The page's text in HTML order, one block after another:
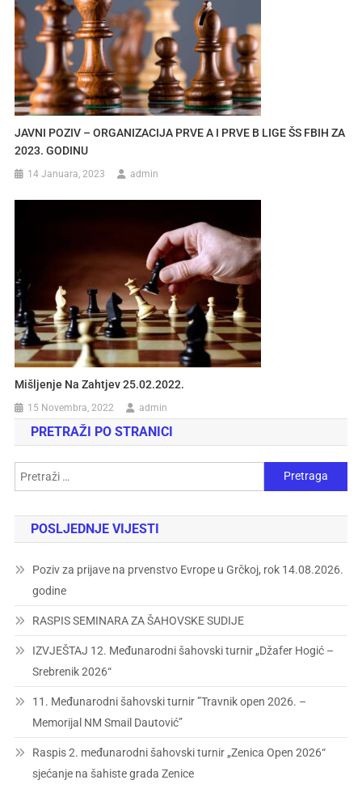
JAVNI POZIV – ORGANIZACIJA PRVE A I PRVE B LIGE ŠS FBIH ZA
2023. GODINU
14 Januara, 2023 admin
Mišljenje Na Zahtjev 25.02.2022.
15 Novembra, 2022 admin
PRETRAŽI PO STRANICI
POSLJEDNJE VIJESTI
Poziv za prijave na prvenstvo Evrope u Grčkoj, rok 14.08.2026.
godine
RASPIS SEMINARA ZA ŠAHOVSKE SUDIJE
IZVJEŠTAJ 12. Međunarodni šahovski turnir „Džafer Hogić –
Srebrenik 2026“
11. Međunarodni šahovski turnir ”Travnik open 2026. –
Memorijal NM Smail Dautović”
Raspis 2. međunarodni šahovski turnir „Zenica Open 2026“
sjećanje na šahiste grada Zenice